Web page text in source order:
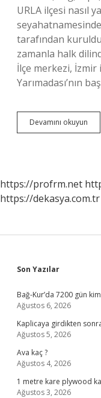
URLA ilçesi nasıl
seyahatnamesinde
tarafından
zamanla halk
İlçe merkezi, İzmir
Yarımadası’nın
Devamını okuyun
Ilçesi
https://profrm.net
https://dekasya.com.tr
Sidebar
Son Yazılar
Bağ-Kur’da 7200 gün
Ağustos 6, 2026
Kaplicaya girdikten
Ağustos 5, 2026
Ava kaç ?
Ağustos 4, 2026
1 metre kare plywood
Ağustos 3, 2026